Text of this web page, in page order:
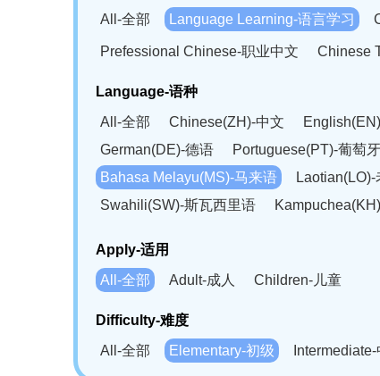
All-全部
Language Learning-语言学习
Prefessional Chinese-职业中文 Chinese
Language-语种
All-全部
Chinese(ZH)-中文
German(DE)-德语
Portuguese(PT)-葡萄
Bahasa Melayu(MS)-马来语
Laotian(LO)-
Swahili(SW)-斯瓦西里语
Apply-适用
All-全部
Adult-成人 Children-儿童
Difficulty-难度
All-全部
Elementary-初级 Intermediate-